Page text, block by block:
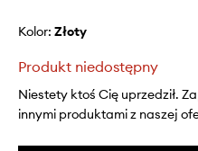
Kolor: złoty
Produkt niedostępny
Niestety ktoś Cię uprzedził.
innymi produktami z naszej